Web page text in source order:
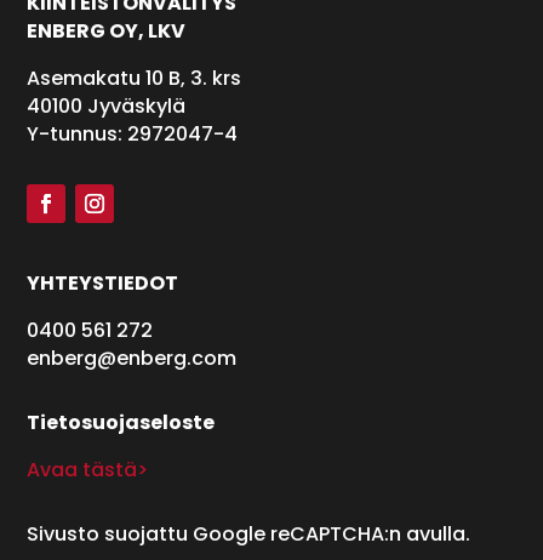
ENBERG OY, LKV
Asemakatu 10 B, 3. krs
40100 Jyväskylä
Y-tunnus: 2972047-4
YHTEYSTIEDOT
0400 561 272
enberg@enberg.com
Tietosuojaseloste
Avaa tästä>
Sivusto suojattu Google reCAPTCHA:n avulla.